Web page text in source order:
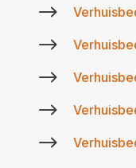
$
$
$
$
$